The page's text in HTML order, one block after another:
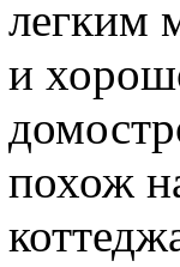
легким
и
похож